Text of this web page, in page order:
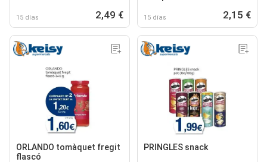
15 días 2,49 € 15 días 2,15 €
ORLANDO tomàquet fregit
flascó
PRINGLES snack